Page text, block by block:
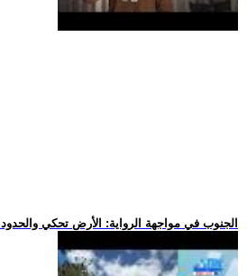
.. لبنان Online | الجنوب في مواجهة الرواية: الأرض تحكي والحدود